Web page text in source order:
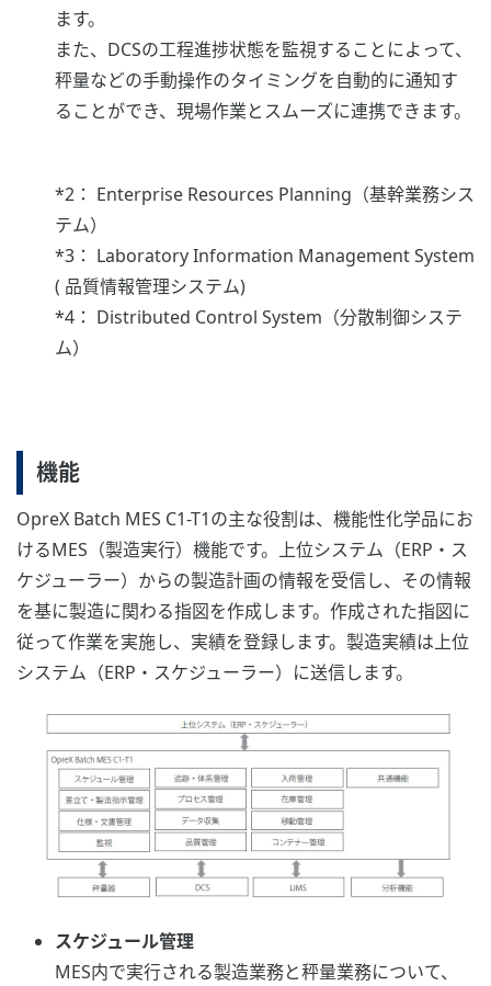
ます。
また、DCSの工程進捗状態を監視することによって、
秤量などの手動操作のタイミングを自動的に通知す
ることができ、現場作業とスムーズに連携できます。
*2： Enterprise Resources Planning（基幹業務シス
テム）
*3： Laboratory Information Management System
( 品質情報管理システム)
*4： Distributed Control System（分散制御システ
ム）
機能
OpreX Batch MES C1-T1の主な役割は、機能性化学品にお
けるMES（製造実行）機能です。上位システム（ERP・ス
ケジューラー）からの製造計画の情報を受信し、その情報
を基に製造に関わる指図を作成します。作成された指図に
従って作業を実施し、実績を登録します。製造実績は上位
システム（ERP・スケジューラー）に送信します。
スケジュール管理
MES内で実行される製造業務と秤量業務について、